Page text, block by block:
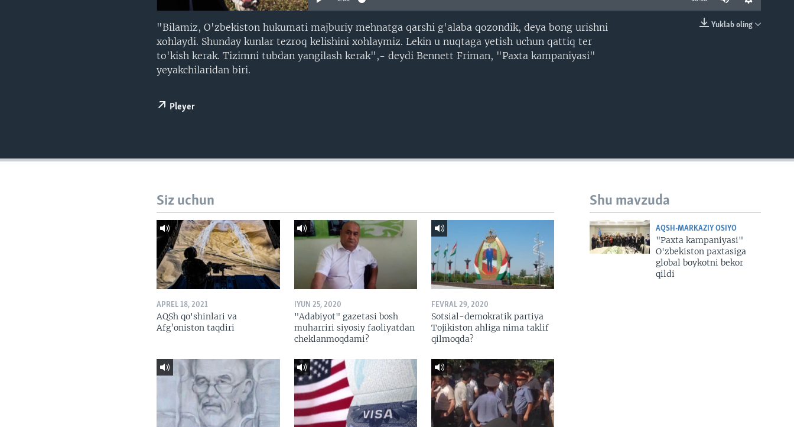
Yuklab oling
​​"Bilamiz, O'zbekiston hukumati majburiy mehnatga qarshi g'alaba qozondik, deya bong urishni
xohlaydi. Shunday kunlar tezroq kelishini xohlaymiz. Lekin u nuqtaga yetish uchun qattiq ter
to'kish kerak. Tizimni tubdan yangilash kerak",- deydi Bennett Friman, "Paxta kampaniyasi"
yeyakchilaridan biri.
Pleyer
Shu mavzuda
AQSH-MARKAZIY OSIYO
"Paxta kampaniyasi"
O'zbekiston paxtasiga
global boykotni bekor
qildi
Siz uchun
APREL 18, 2021
AQSh qo'shinlari va
Afg’oniston taqdiri
IYUN 25, 2020
"Adabiyot" gazetasi bosh
muharriri siyosiy faoliyatdan
cheklanmoqdami?
FEVRAL 29, 2020
Sotsial-demokratik partiya
Tojikiston ahliga nima taklif
qilmoqda?